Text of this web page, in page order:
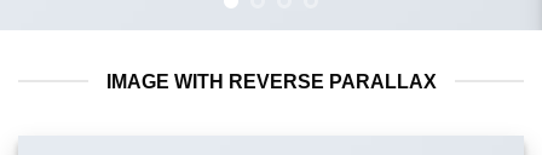
IMAGE WITH REVERSE PARALLAX